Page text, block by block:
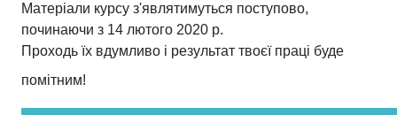
Матеріали курсу з'являтимуться поступово,
починаючи з 14 лютого 2020 р.
Проходь їх вдумливо і результат твоєї праці буде
помітним!